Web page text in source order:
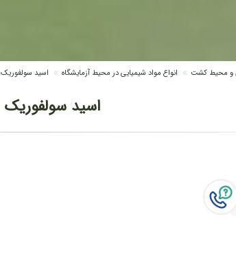
و محیط کشت انواع مواد شیمیایی در محیط آزمایشگاه اسید سولفوریک 1 لیتری
اسید سولفوریک 1 لیتری